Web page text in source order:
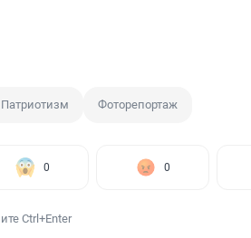
Патриотизм Фоторепортаж
0 0
Ctrl+Enter